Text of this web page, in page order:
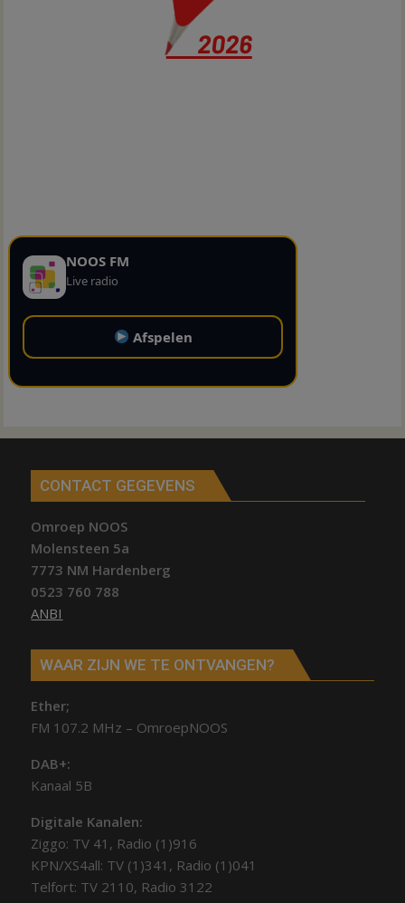
NOOS FM
Live radio
Afspelen
CONTACT GEGEVENS
Omroep NOOS
Molensteen 5a
7773 NM Hardenberg
0523 760 788
ANBI
WAAR ZIJN WE TE ONTVANGEN?
Ether;
FM 107.2 MHz – OmroepNOOS
DAB+:
Kanaal 5B
Digitale Kanalen:
Ziggo: TV 41, Radio (1)916
KPN/XS4all: TV (1)341, Radio (1)041
Telfort: TV 2110, Radio 3122